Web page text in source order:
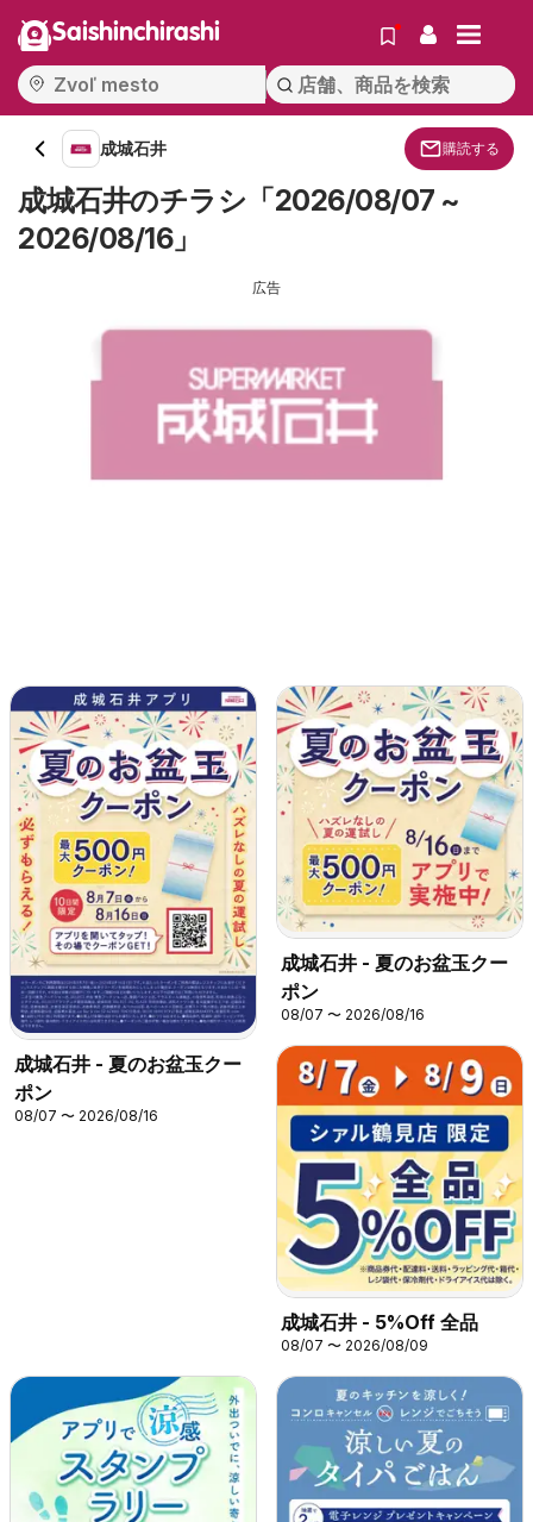
Saishinchirashi
成城石井 購読する
成城石井のチラシ「2026/08/07 ~
2026/08/16」
広告
成城石井 - 夏のお盆玉クー
ポン
08/07 〜 2026/08/16
成城石井 - 夏のお盆玉クー
ポン
08/07 〜 2026/08/16
成城石井 - 5%Off 全品
08/07 〜 2026/08/09